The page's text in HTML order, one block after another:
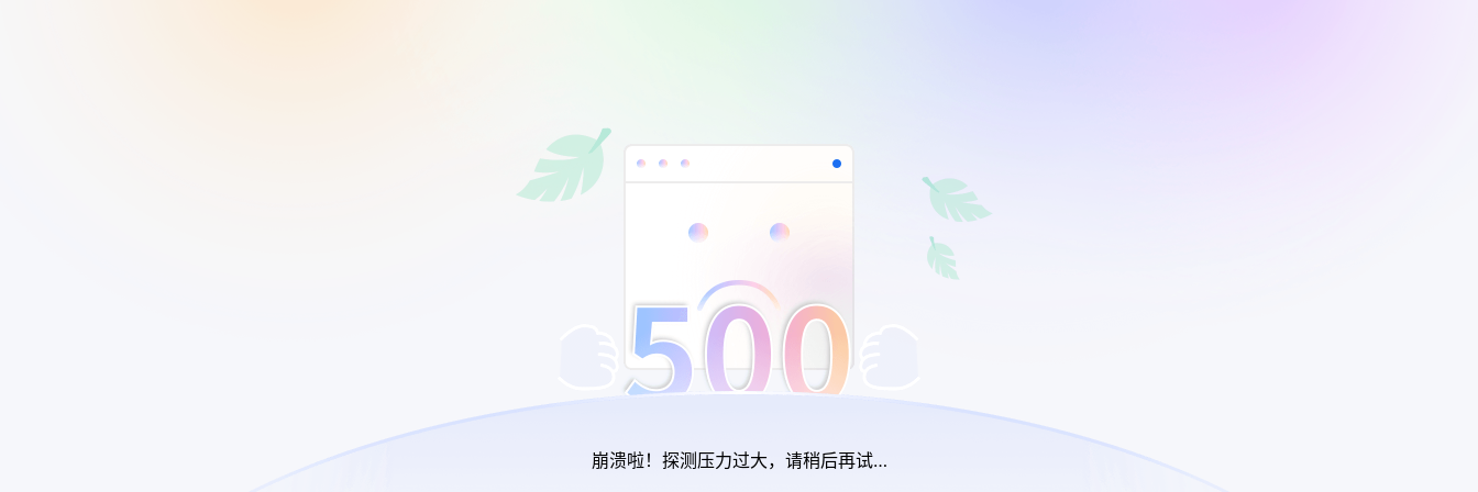
崩溃啦！探测压力过大，请稍后再试…